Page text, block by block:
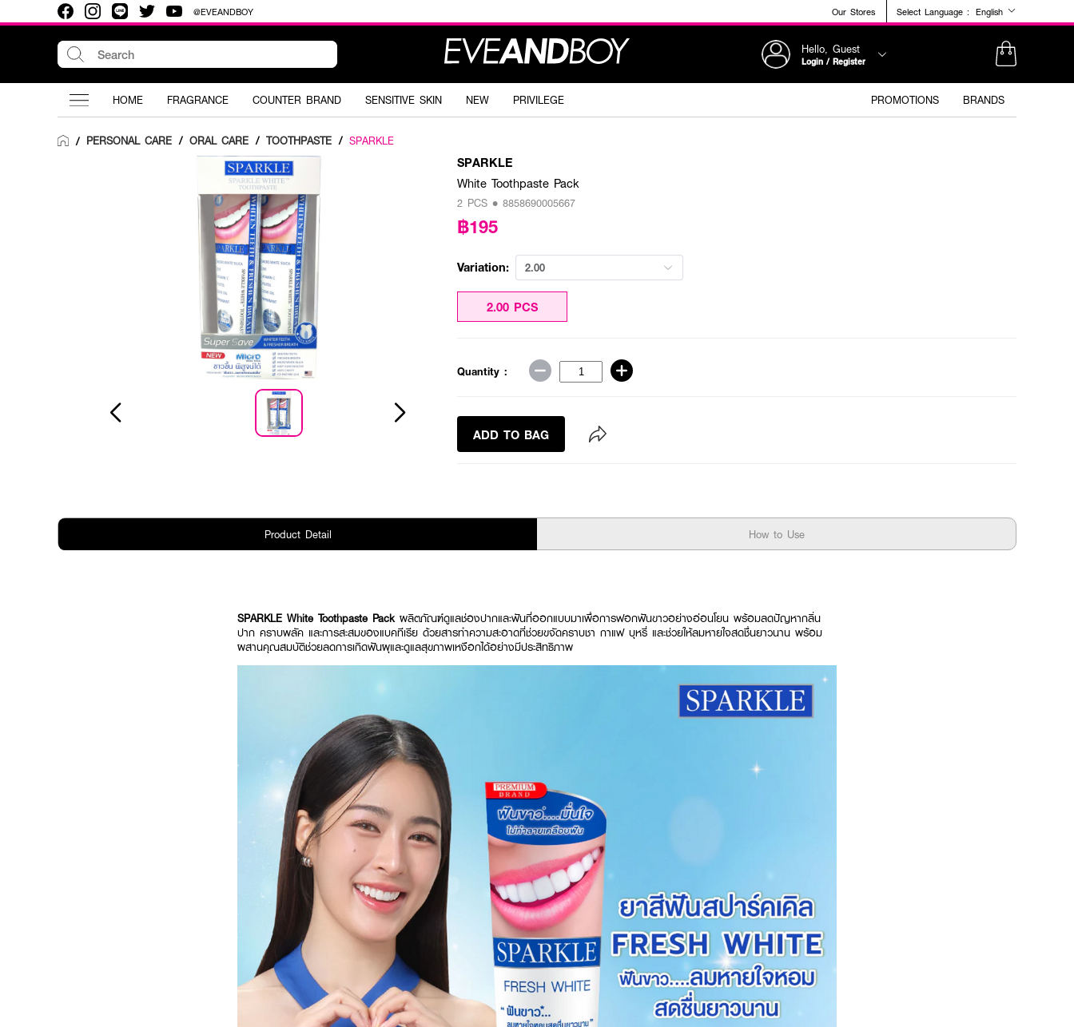
@EVEANDBOY Our Stores Select Language : English
Hello, Guest
Login / Register
HOME FRAGRANCE COUNTER BRAND SENSITIVE SKIN NEW PRIVILEGE PROMOTIONS BRANDS
/ PERSONAL CARE / ORAL CARE / TOOTHPASTE / SPARKLE
SPARKLE
White Toothpaste Pack
2 PCS • 8858690005667
฿195
Variation: 2.00
2.00 PCS
Quantity :
ADD TO BAG
Product Detail How to Use
SPARKLE White Toothpaste Pack ผลิตภัณฑ์ดูแลช่องปากและฟันที่ออกแบบมาเพื่อการฟอกฟันขาวอย่างอ่อนโยน พร้อมลดปัญหากลิ่น
ปาก คราบพลัค และการสะสมของแบคทีเรีย ด้วยสารทำความสะอาดที่ช่วยขจัดคราบชา กาแฟ บุหรี่ และช่วยให้ลมหายใจสดชื่นยาวนาน พร้อม
ผสานคุณสมบัติช่วยลดการเกิดฟันผุและดูแลสุขภาพเหงือกได้อย่างมีประสิทธิภาพ